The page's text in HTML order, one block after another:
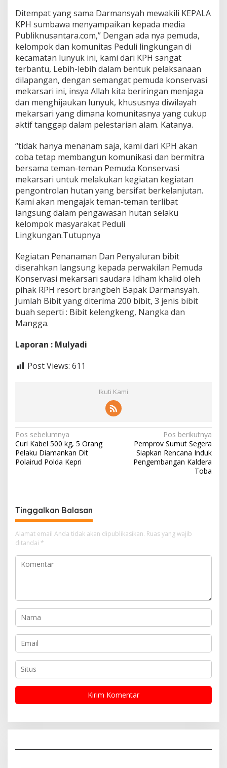
Ditempat yang sama Darmansyah mewakili KEPALA
KPH sumbawa menyampaikan kepada media
Publiknusantara.com,” Dengan ada nya pemuda,
kelompok dan komunitas Peduli lingkungan di
kecamatan lunyuk ini, kami dari KPH sangat
terbantu, Lebih-lebih dalam bentuk pelaksanaan
dilapangan, dengan semangat pemuda konservasi
mekarsari ini, insya Allah kita beriringan menjaga
dan menghijaukan lunyuk, khususnya diwilayah
mekarsari yang dimana komunitasnya yang cukup
aktif tanggap dalam pelestarian alam. Katanya.
“tidak hanya menanam saja, kami dari KPH akan
coba tetap membangun komunikasi dan bermitra
bersama teman-teman Pemuda Konservasi
mekarsari untuk melakukan kegiatan kegiatan
pengontrolan hutan yang bersifat berkelanjutan.
Kami akan mengajak teman-teman terlibat
langsung dalam pengawasan hutan selaku
kelompok masyarakat Peduli
Lingkungan.Tutupnya
Kegiatan Penanaman Dan Penyaluran bibit
diserahkan langsung kepada perwakilan Pemuda
Konservasi mekarsari saudara Idham khalid oleh
pihak RPH resort brangbeh Bapak Darmansyah.
Jumlah Bibit yang diterima 200 bibit, 3 jenis bibit
buah seperti : Bibit kelengkeng, Nangka dan
Mangga.
Laporan : Mulyadi
Post Views: 611
Ikuti Kami
Navigasi
pos
Pos sebelumnya
Curi Kabel 500 kg, 5 Orang
Pelaku Diamankan Dit
Polairud Polda Kepri
Pos berikutnya
Pemprov Sumut Segera
Siapkan Rencana Induk
Pengembangan Kaldera
Toba
Tinggalkan Balasan
Alamat email Anda tidak akan dipublikasikan. Ruas yang wajib
ditandai *